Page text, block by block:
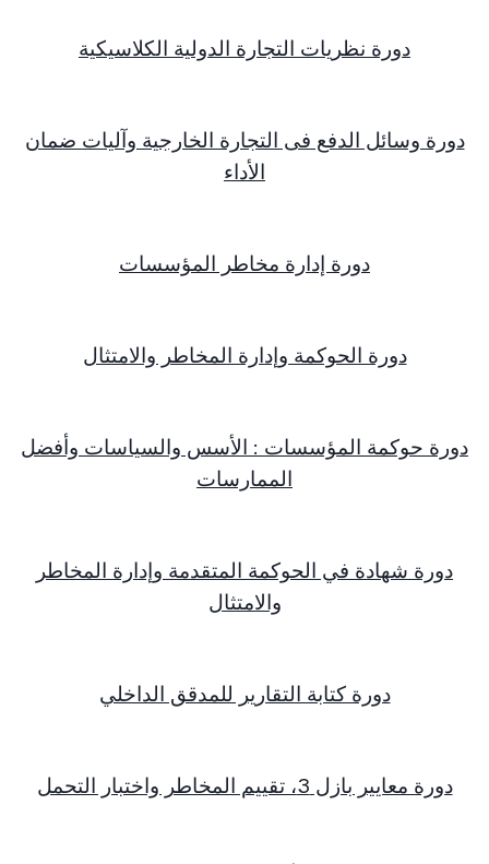
دورة نظريات التجارة الدولية الكلاسيكية
دورة وسائل الدفع فى التجارة الخارجية وآليات ضمان
الأداء
دورة إدارة مخاطر المؤسسات
دورة الحوكمة وإدارة المخاطر والامتثال
دورة حوكمة المؤسسات : الأسس والسياسات وأفضل
الممارسات
دورة شهادة في الحوكمة المتقدمة وإدارة المخاطر
والامتثال
دورة كتابة التقارير للمدقق الداخلي
دورة معايير بازل 3، تقييم المخاطر واختبار التحمل